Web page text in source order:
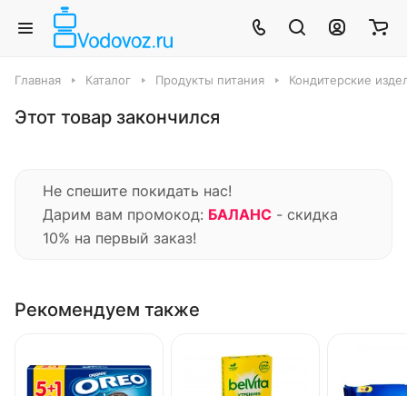
Главная Каталог Продукты питания Кондитерские
Этот товар закончился
Не спешите покидать нас!
Дарим вам промокод: БАЛАНС - скидка
10% на первый заказ!
Рекомендуем также